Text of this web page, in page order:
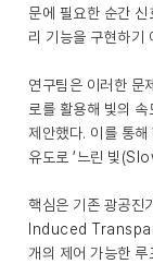
문에 필요한 순간
리 기능을 구현하기
연구팀은 이러한 문
로를 활용해 빛의
제안했다. 이를 통
유도로 ’느린 빛
핵심은 기존 광공
Induced
개의 제어 가능한